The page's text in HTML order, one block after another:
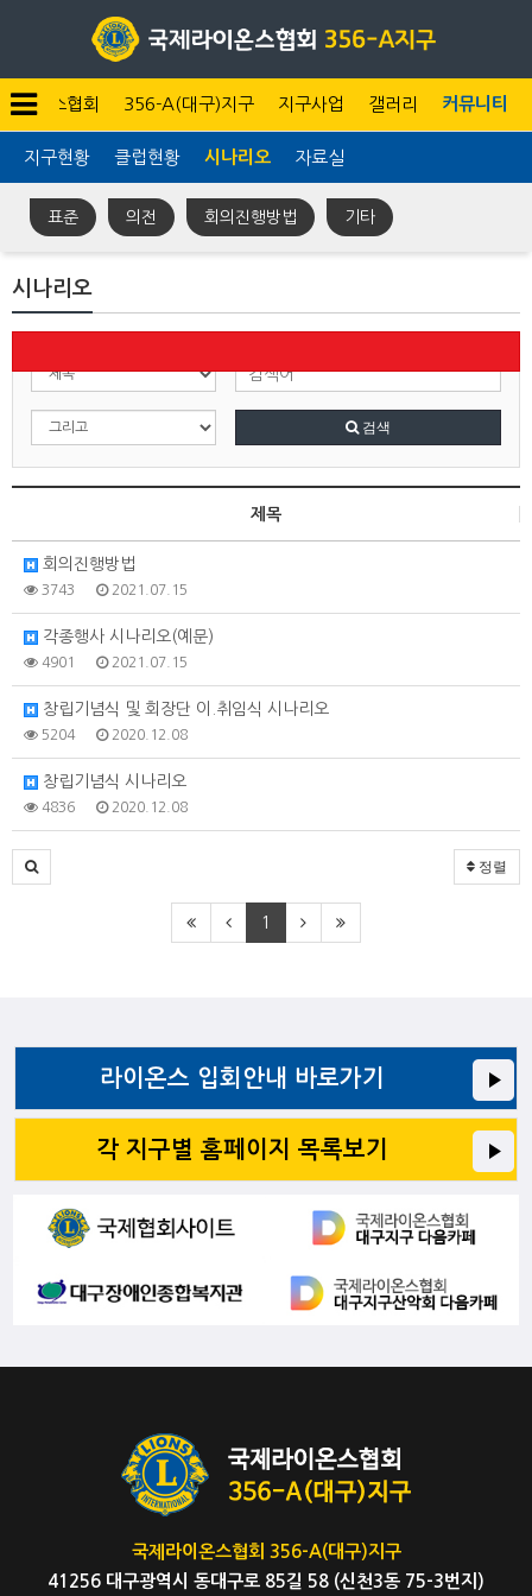
이온스협회 356-A(대구)지구 지구사업 갤러리 커뮤니티
지구현황 클럽현황 시나리오 자료실
표준 의전 회의진행방법 기타
시나리오
검색
제목
회의진행방법
3743 2021.07.15
각종행사 시나리오(예문)
4901 2021.07.15
창립기념식 및 회장단 이.취임식 시나리오
5204 2020.12.08
창립기념식 시나리오
4836 2020.12.08
정렬
1
라이온스 입회안내 바로가기
각 지구별 홈페이지 목록보기
국제라이온스협회 356-A(대구)지구
41256 대구광역시 동대구로 85길 58 (신천3동 75-3번지)